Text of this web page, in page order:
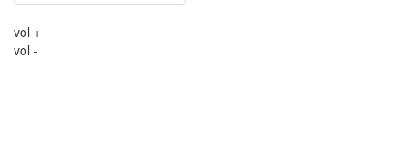
vol +
vol -